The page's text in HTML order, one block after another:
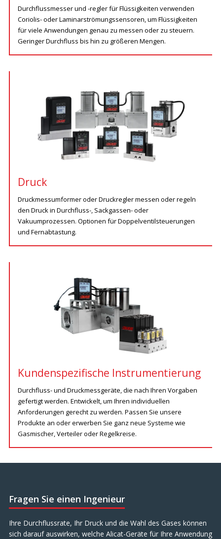
Durchflussmesser und -regler für Flüssigkeiten verwenden
Coriolis- oder Laminarströmungssensoren, um Flüssigkeiten
für viele Anwendungen genau zu messen oder zu steuern.
Geringer Durchfluss bis hin zu größeren Mengen.
Druck
Druckmessumformer oder Druckregler messen oder regeln
den Druck in Durchfluss-, Sackgassen- oder
Vakuumprozessen. Optionen für Doppelventilsteuerungen
und Fernabtastung.
Kundenspezifische Instrumentierung
Durchfluss- und Druckmessgeräte, die nach Ihren Vorgaben
gefertigt werden. Entwickelt, um Ihren individuellen
Anforderungen gerecht zu werden. Passen Sie unsere
Produkte an oder erwerben Sie ganz neue Systeme wie
Gasmischer, Verteiler oder Regelkreise.
Fragen Sie einen Ingenieur
Ihre Durchflussrate, Ihr Druck und die Wahl des Gases können
sich darauf auswirken, welche Alicat-Geräte für Ihre Anwendung